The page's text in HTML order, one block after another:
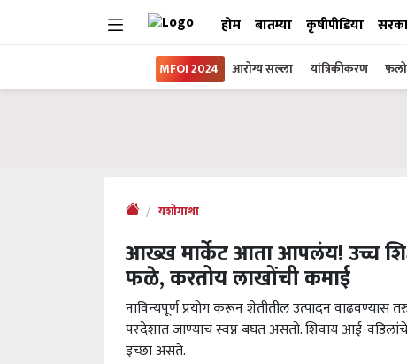
होम बातम्या कृषीपीडिया
MFOI 2024 आरोग्य सल्ला यांत्रिकीकरण
यशोगाथा
आख्ख मार्केट आता आपलंय! उच्च
फळे, करतोय लाखोंची कमाई
नाविन्यपूर्ण प्रयोग करून शेतीतील उत्पादन
परदेशात जाण्याचं स्वप्न बघत असतो. शिवाय आई-
इच्छा असते.